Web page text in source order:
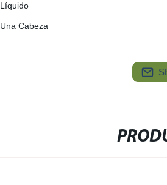
Líquido
Una Cabeza